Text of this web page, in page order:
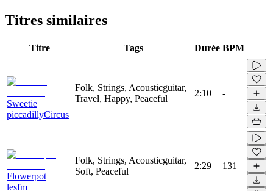
Titres similaires
Titre Tags Durée BPM
Sweetie
piccadillyCircus
Folk, Strings, Acousticguitar,
Travel, Happy, Peaceful
2:10 -
Flowerpot
lesfm
Folk, Strings, Acousticguitar,
Soft, Peaceful
2:29 131